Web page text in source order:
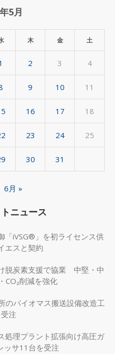
5月
木 金 土
2 3 4
9 10 11
16 17 18
23 24 25
30 31
6月 »
ニュース
「iVSG®」を初ライセンス供
エスと契約
脱炭素支援で協業 中堅・中
CO₂削減を強化
のバイオマス搬送設備改造工
注
処理プラント拡張向け高圧ガ
ッサ11台を受注